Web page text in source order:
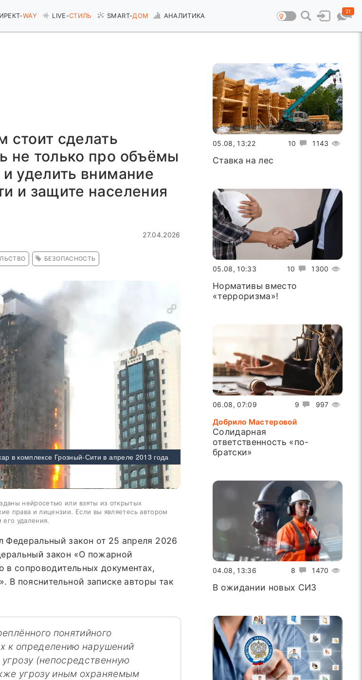
WAY LIVE-СТИЛЬ SMART-ДОМ АНАЛИТИКА
21
стоит сделать
не только про объёмы
уделить внимание
и защите населения
27.04.2026
БЕЗОПАСНОСТЬ
в комплексе Грозный-Сити в апреле 2013 года
нейросетью или взяты из открытых
права и лицензии. Если вы являетесь автором
его удаления.
Федеральный закон от 25 апреля 2026
закон «О пожарной
в сопроводительных документах,
В пояснительной записке авторы так
понятийного
к определению нарушений
(непосредственную
угрозу иным охраняемым
10 1143
05.08, 13:22
Ставка на лес
10 1300
05.08, 10:33
Нормативы вместо
«терроризма»!
9 997
06.08, 07:09
Добрило Мастеровой
Солидарная
ответственность «по-
братски»
8 1470
04.08, 13:36
В ожидании новых СИЗ